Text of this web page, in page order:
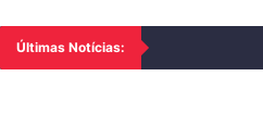
Últimas Notícias: